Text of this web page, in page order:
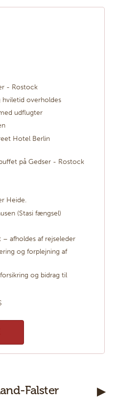
- Rostock
overholdes
udflugter
Hotel Berlin
på Gedser - Rostock
Heide.
(Stasi fængsel)
afholdes af rejseleder
og forplejning af
og bidrag til
Falster